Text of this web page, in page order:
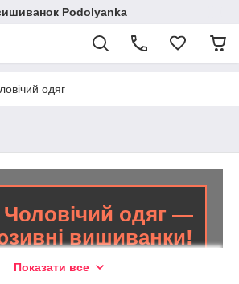
Podolyanka
одяг
Чоловічий одяг —
вишиванки!
Показати все